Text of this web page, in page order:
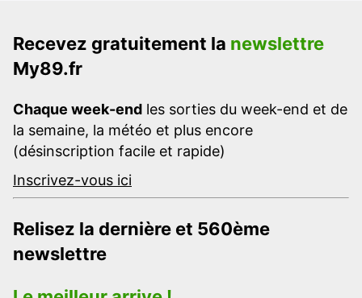
Recevez gratuitement la newslettre
My89.fr
Chaque week-end les sorties du week-end et de
la semaine, la météo et plus encore
(désinscription facile et rapide)
Inscrivez-vous ici
Relisez la dernière et 560ème
newslettre